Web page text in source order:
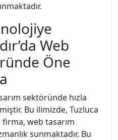
Web
Öne
sektöründe hızla
Bu ilimizde, Tuzluca
web tasarım
sunmaktadır. Bu